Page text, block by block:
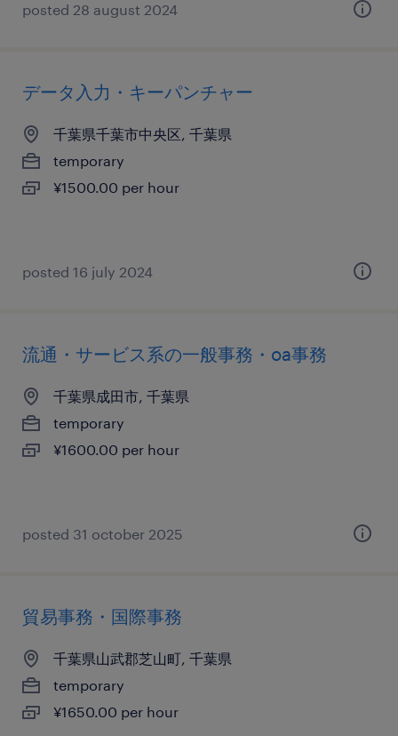
posted 28 august 2024
データ入力・キーパンチャー
千葉県千葉市中央区, 千葉県
temporary
¥1500.00 per hour
posted 16 july 2024
流通・サービス系の一般事務・oa事務
千葉県成田市, 千葉県
temporary
¥1600.00 per hour
posted 31 october 2025
貿易事務・国際事務
千葉県山武郡芝山町, 千葉県
temporary
¥1650.00 per hour